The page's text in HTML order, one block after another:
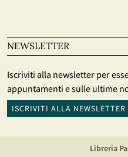
NEWSLETTER
Iscriviti alla newsletter per
appuntamenti e sulle ultime
ISCRIVITI ALLA NEWSLETTER
Libreria